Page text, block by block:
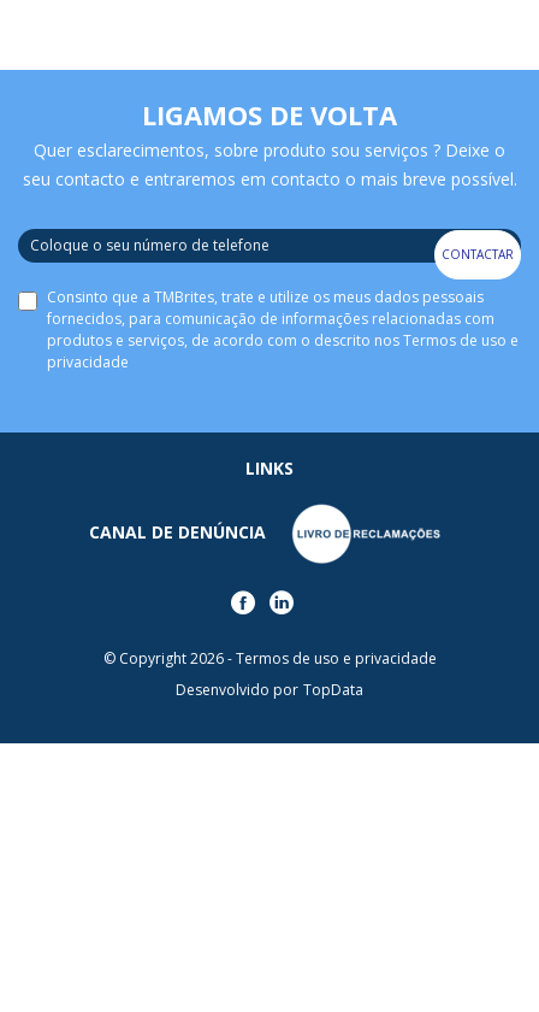
LIGAMOS DE VOLTA
Quer esclarecimentos, sobre produto sou serviços ? Deixe o
seu contacto e entraremos em contacto o mais breve possível.
Consinto que a TMBrites, trate e utilize os meus dados pessoais
fornecidos, para comunicação de informações relacionadas com
produtos e serviços, de acordo com o descrito nosTermos de uso e
privacidade
CONTACTAR
LINKS
CANAL DE DENÚNCIA
© Copyright 2026 -Termos de uso e privacidade
Desenvolvido por TopData